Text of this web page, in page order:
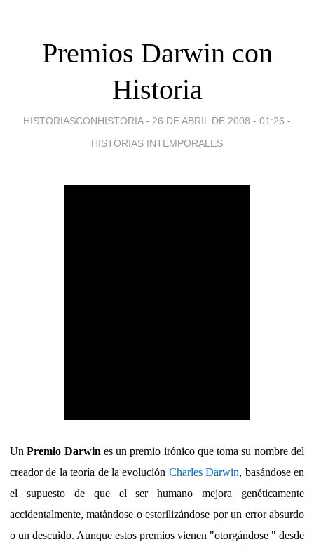
Premios Darwin con
Historia
HISTORIASCONHISTORIA - 26 DE ABRIL DE 2008 - 01:26 -
HISTORIAS INTEMPORALES
UnPremio Darwin es un premio irónico que toma su nombre del
creador de lateoría de la evolución Charles Darwin, basándose en
el supuesto de que elser humano mejora genéticamente
accidentalmente, matándose o esterilizándose por un error absurdo
o un descuido. Aunque estos premios vienen "otorgándose " desde